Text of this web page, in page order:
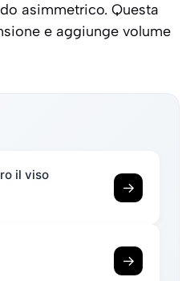
asimmetrico. Questa
e aggiunge volume
il viso
→
→